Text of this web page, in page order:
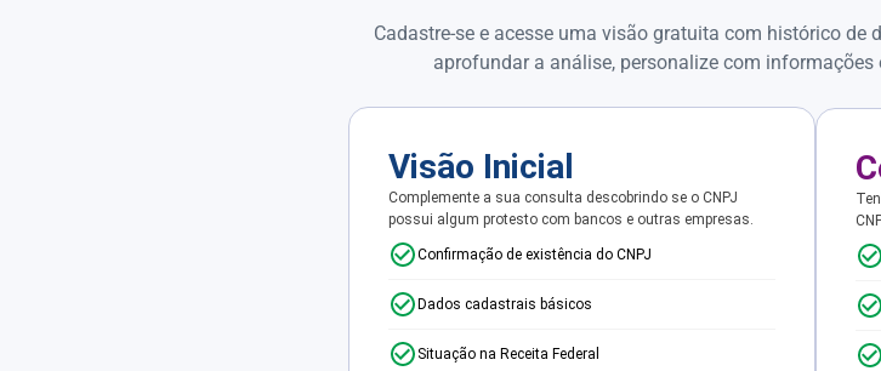
Cadastre-se e acesse uma visão gratuita com histórico
aprofundar a análise, personalize com
Visão Inicial
Complemente a sua consulta descobrindo se o CNPJ
possui algum protesto com bancos e outras empresas.
Confirmação de existência do CNPJ
Dados cadastrais básicos
Situação na Receita Federal